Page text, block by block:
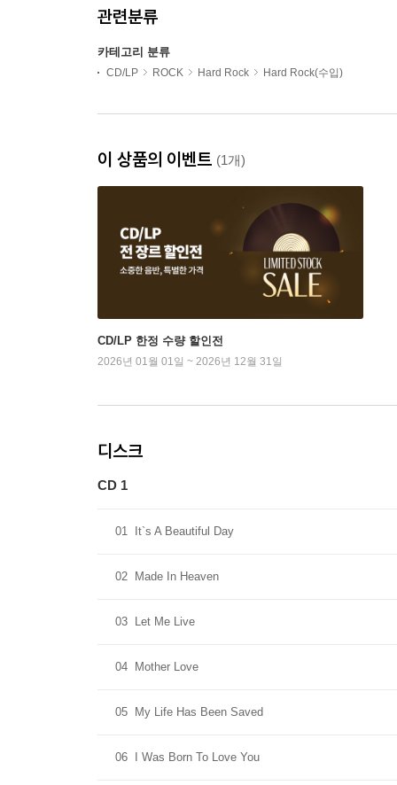
관련분류
카테고리 분류
CD/LP ROCK Hard Rock Hard Rock(수입)
이 상품의 이벤트 (1개)
CD/LP 한정 수량 할인전
2026년 01월 01일 ~ 2026년 12월 31일
디스크
CD 1
01 It`s A Beautiful Day
02 Made In Heaven
03 Let Me Live
04 Mother Love
05 My Life Has Been Saved
06 I Was Born To Love You